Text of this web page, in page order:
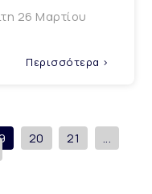
26 Μαρτίου
Περισσότερα >
20 21 ...